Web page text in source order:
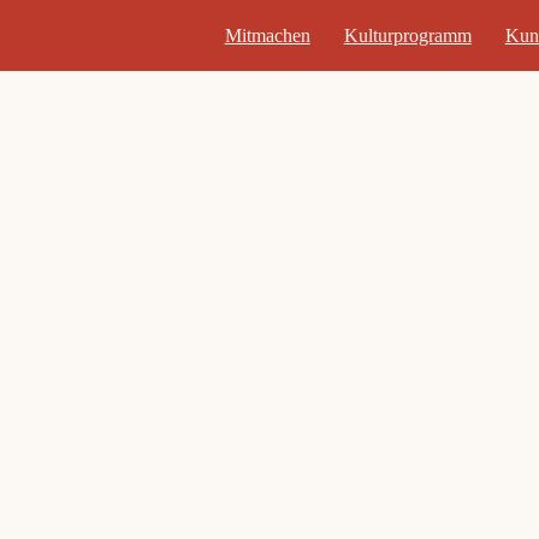
Mitmachen Kulturprogramm